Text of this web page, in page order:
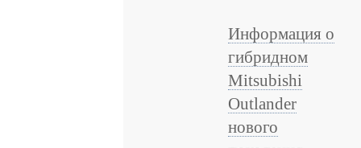
Информация о
гибридном
Mitsubishi
Outlander
нового